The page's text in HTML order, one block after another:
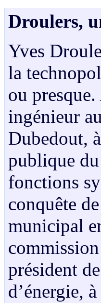
Droulers,
Yves
la
ou
ingénieur
Dubedout,
publique
fonctions
conquête
municipal
président
d’énergie,